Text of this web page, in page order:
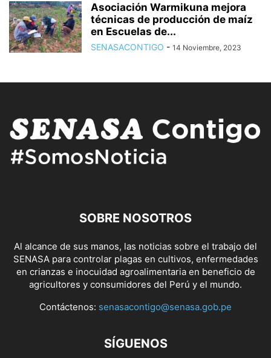
Asociación Warmikuna mejora
técnicas de producción de maíz
en Escuelas de...
SENASACONTIGO - 14 Noviembre, 2023
SOBRE NOSOTROS
Al alcance de sus manos, las noticias sobre el trabajo del
SENASA para controlar plagas en cultivos, enfermedades
en crianzas e inocuidad agroalimentaria en beneficio de
agricultores y consumidores del Perú y el mundo.
Contáctenos: senasacontigo@senasa.gob.pe
SÍGUENOS